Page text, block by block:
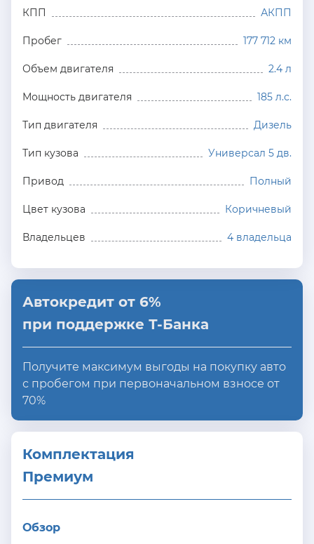
КПП АКПП
Пробег 177 712 км
Объем двигателя 2.4 л
Мощность двигателя 185 л.с.
Тип двигателя Дизель
Тип кузова Универсал 5 дв.
Привод Полный
Цвет кузова Коричневый
Владельцев 4 владельца
Автокредит от 6%
при поддержке Т-Банка
Получите максимум выгоды на покупку авто
с пробегом при первоначальном взносе от
70%
Комплектация
Премиум
Обзор